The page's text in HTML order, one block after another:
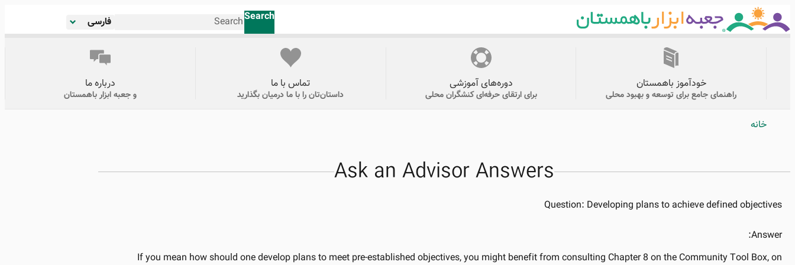
Skip
to
main
Search فارسی
خودآموز باهمستان
راهنمای جامع برای توسعه و بهبود محلی
دوره‌های آموزشی
برای ارتقای حرفه‌ای کنشگران محلی
تماس با ما
داستان‌تان را با ما درمیان بگذارید
درباره ما
و جعبه ابزار باهمستان
Breadcrumb
خانه
Ask an Advisor Answers
Question: Developing plans to achieve defined objectives
Answer:
If you mean how should one develop plans to meet pre-established objectives, you might benefit from consulting Chapter 8 on the Community Tool Box, on